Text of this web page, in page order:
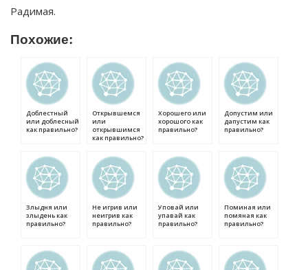
Радимая.
Похожие:
Доблестный
или доблесный
как правильно?
Открывшемся
или
открывшимся
как правильно?
Хорошего или
хорошого как
правильно?
Допустим или
дапустим как
правильно?
Злыдня или
злыдень как
правильно?
Не игрив или
неигрив как
правильно?
Уповай или
упавай как
правильно?
Поминая или
помяная как
правильно?